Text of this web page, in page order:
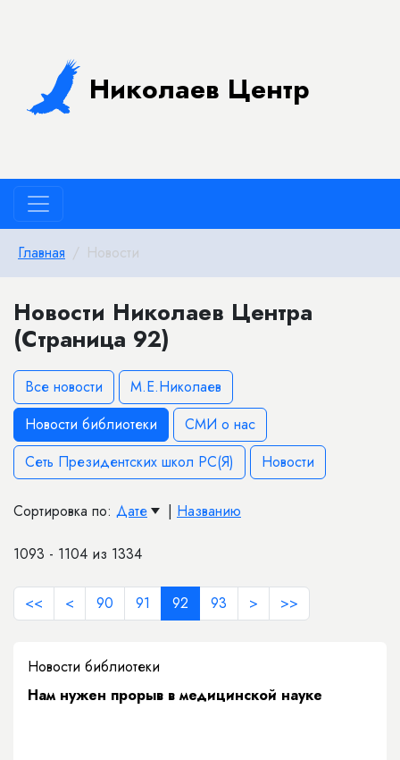
Николаев Центр
Главная Новости
Новости Николаев Центра
(Страница 92)
Все новости
М.Е.Николаев
Новости библиотеки
СМИ о нас
Сеть Президентских школ РС(Я)
Новости
Сортировка по: Дате | Названию
1093 - 1104 из 1334
<< < 90 91 92 93 > >>
Новости библиотеки
Нам нужен прорыв в медицинской науке